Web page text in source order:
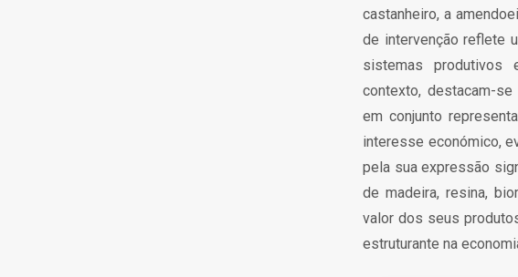
castanheiro, a
de intervenção reflete
sistemas produtivos
contexto, destacam-
em conjunto
interesse económico,
pela sua expressão
de madeira, resina,
valor dos seus
estruturante na